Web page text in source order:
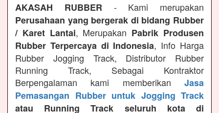
AKASAH RUBBER - Kami merupakan
Perusahaan yang bergerak di bidang Rubber
/ Karet Lantai, Merupakan Pabrik Produsen
Rubber Terpercaya di Indonesia, Info Harga
Rubber Jogging Track, Distributor Rubber
Running Track, Sebagai Kontraktor
Berpengalaman kami memberikan Jasa
Pemasangan Rubber untuk Jogging Track
atau Running Track seluruh kota di